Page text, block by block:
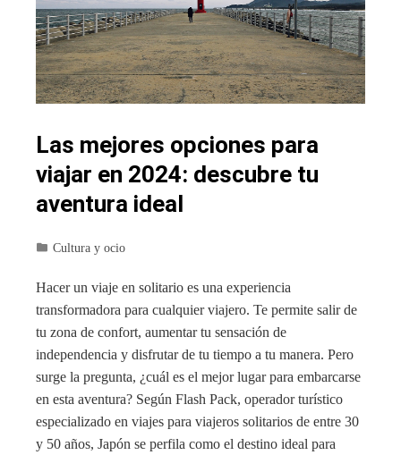
Las mejores opciones para
viajar en 2024: descubre tu
aventura ideal
Cultura y ocio
Hacer un viaje en solitario es una experiencia
transformadora para cualquier viajero. Te permite salir de
tu zona de confort, aumentar tu sensación de
independencia y disfrutar de tu tiempo a tu manera. Pero
surge la pregunta, ¿cuál es el mejor lugar para embarcarse
en esta aventura? Según Flash Pack, operador turístico
especializado en viajes para viajeros solitarios de entre 30
y 50 años, Japón se perfila como el destino ideal para